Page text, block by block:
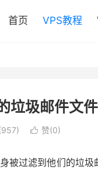
首页 VPS教程
垃圾邮件文件
 赞(0)
被过滤到他们的垃圾